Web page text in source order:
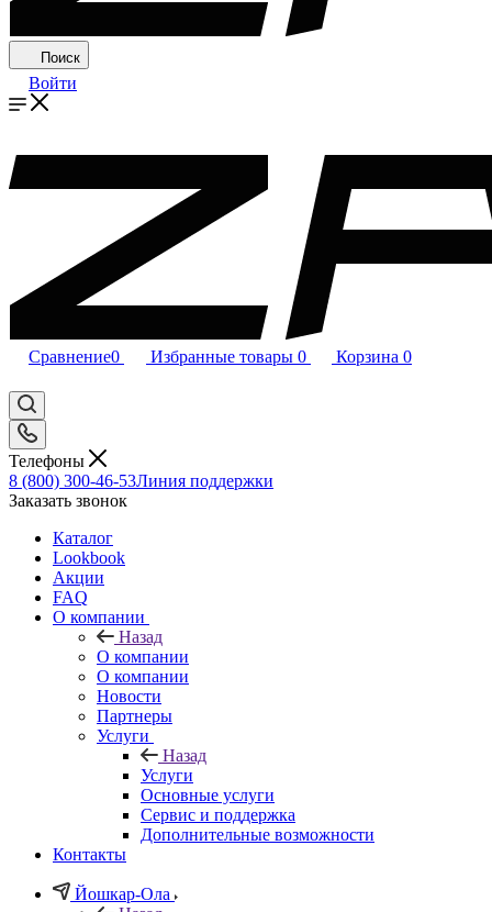
Поиск
Войти
Сравнение0 Избранные товары 0 Корзина 0
Телефоны
8 (800) 300-46-53Линия поддержки
Заказать звонок
Каталог
Lookbook
Акции
FAQ
О компании
Назад
О компании
О компании
Новости
Партнеры
Услуги
Назад
Услуги
Основные услуги
Сервис и поддержка
Дополнительные возможности
Контакты
Йошкар-Ола